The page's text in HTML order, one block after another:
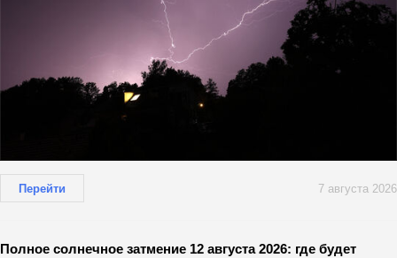
Перейти 7 августа 2026
Полное солнечное затмение 12 августа 2026: где будет